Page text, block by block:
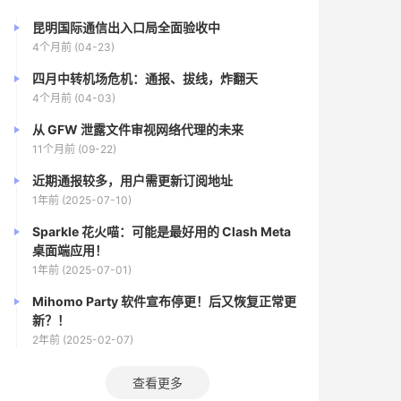
昆明国际通信出入口局全面验收中
4个月前 (04-23)
四月中转机场危机：通报、拔线，炸翻天
4个月前 (04-03)
从 GFW 泄露文件审视网络代理的未来
11个月前 (09-22)
近期通报较多，用户需更新订阅地址
1年前 (2025-07-10)
Sparkle 花火喵：可能是最好用的 Clash Meta
桌面端应用！
1年前 (2025-07-01)
Mihomo Party 软件宣布停更！后又恢复正常更
新？！
2年前 (2025-02-07)
查看更多